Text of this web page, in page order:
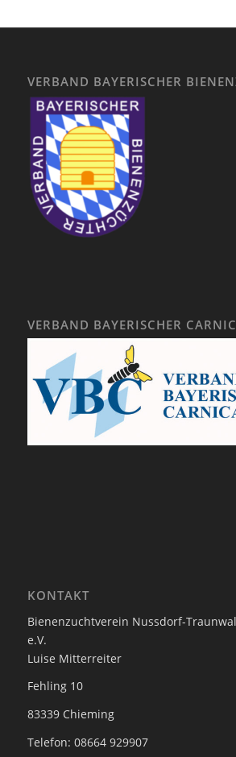
VERBAND BAYERISCHER
VERBAND BAYERISCHER
KONTAKT
Bienenzuchtverein Nussdorf-
e.V.
Luise Mitterreiter
Fehling 10
83339 Chieming
Telefon: 08664 929907